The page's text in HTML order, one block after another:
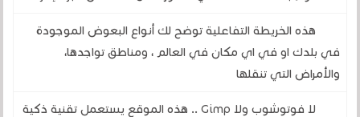
هذه الخريطة التفاعلية توضح لك أنواع البعوض الموجودة
في بلدك او في اي مكان في العالم ، ومناطق تواجدها،
والأمراض التي تنقلها
لا فوتوشوب ولا Gimp .. هذه الموقع يستعمل تقنية ذكية